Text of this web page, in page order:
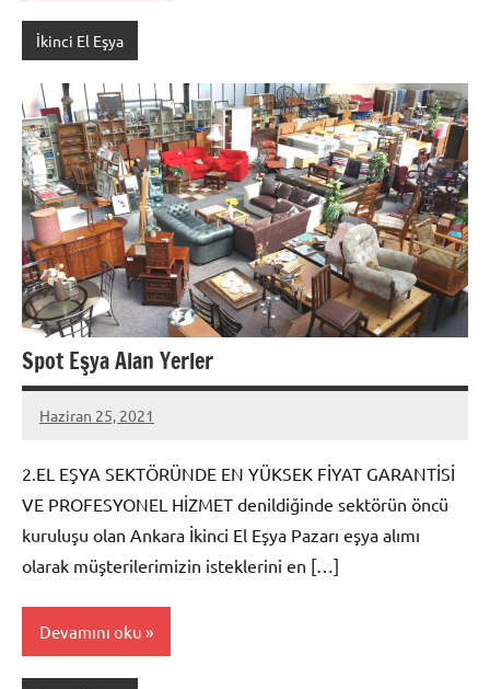
İkinci El Eşya
Spot Eşya Alan Yerler
Haziran 25, 2021
admin
2.EL EŞYA SEKTÖRÜNDE EN YÜKSEK FİYAT GARANTİSİ
VE PROFESYONEL HİZMET denildiğinde sektörün öncü
kuruluşu olan Ankara İkinci El Eşya Pazarı eşya alımı
olarak müşterilerimizin isteklerini en […]
Devamını oku